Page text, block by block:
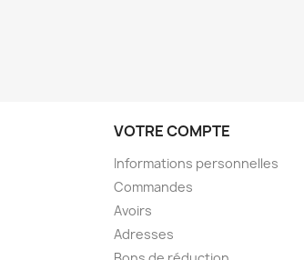
VOTRE COMPTE
Informations personnelles
Commandes
Avoirs
Adresses